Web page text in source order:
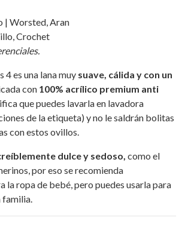
| Worsted, Aran
Crochet
4 es una lana muy suave, cálida y con un
con 100% acrílico premium anti
que puedes lavarla en lavadora
de la etiqueta) y no le saldrán bolitas
con estos ovillos.
dulce y sedoso, como el
por eso se recomienda
la ropa de bebé, pero puedes usarla para